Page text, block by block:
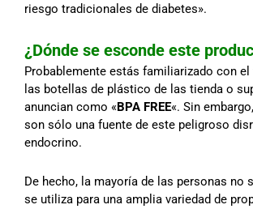
riesgo tradicionales de diabetes».
¿Dónde se esconde este
Probablemente estás familiarizado con
las botellas de plástico de las tienda o
anuncian como «BPA FREE«. Sin
son sólo una fuente de este peligroso
endocrino.
De hecho, la mayoría de las personas no
se utiliza para una amplia variedad de